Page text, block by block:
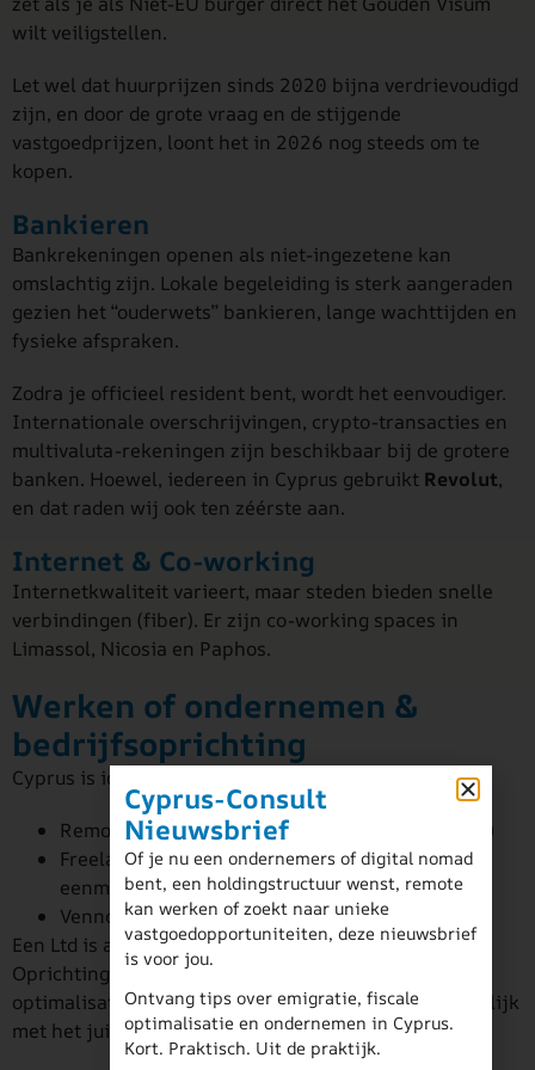
wilt veiligstellen.
Let wel dat huurprijzen sinds 2020 bijna verdrievoudigd
zijn, en door de grote vraag en de stijgende
vastgoedprijzen, loont het in 2026 nog steeds om te
kopen.
Bankieren
Bankrekeningen openen als niet-ingezetene kan
omslachtig zijn. Lokale begeleiding is sterk aangeraden
gezien het “ouderwets” bankieren, lange wachttijden en
fysieke afspraken.
Zodra je officieel resident bent, wordt het eenvoudiger.
Internationale overschrijvingen, crypto-transacties en
multivaluta-rekeningen zijn beschikbaar bij de grotere
banken. Hoewel, iedereen in Cyprus gebruikt Revolut,
en dat raden wij ook ten zéérste aan.
Internet & Co-working
Internetkwaliteit varieert, maar steden bieden snelle
verbindingen (fiber). Er zijn co-working spaces in
Limassol, Nicosia en Paphos.
Werken of ondernemen &
bedrijfsoprichting
Cyprus is ideaal voor:
Remote werken (je behoudt je klanten in BE/NL)
Freelance activiteiten (zelfstandig statuut of
eenmanszaak)
Vennootschap oprichten (Ltd of Holding)
Een Ltd is al mogelijk vanaf +/- €2500 opstartkosten.
Oprichtingsproces duurt ca. 7 werkdagen. Fiscale
optimalisatie en privacystructuren zijn perfect mogelijk
met het juiste advies.
Cyprus-Consult
Nieuwsbrief
Of je nu een ondernemers of digital nomad
bent, een holdingstructuur wenst, remote
kan werken of zoekt naar unieke
vastgoedopportuniteiten, deze nieuwsbrief
is voor jou.
Ontvang tips over emigratie, fiscale
optimalisatie en ondernemen in Cyprus.
Kort. Praktisch. Uit de praktijk.